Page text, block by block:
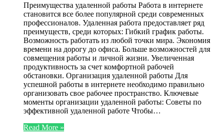
Преимущества удаленной работы Работа в интернете
становится все более популярной среди современных
профессионалов. Удаленная работа предоставляет ряд
преимуществ, среди которых: Гибкий график работы.
Возможность работать из любой точки мира. Экономия
времени на дорогу до офиса. Больше возможностей для
совмещения работы и личной жизни. Увеличенная
продуктивность за счет комфортной рабочей
обстановки. Организация удаленной работы Для
успешной работы в интернете необходимо правильно
организовать свое рабочее пространство. Ключевые
моменты организации удаленной работы: Советы по
эффективной удаленной работе Чтобы…
Read More »